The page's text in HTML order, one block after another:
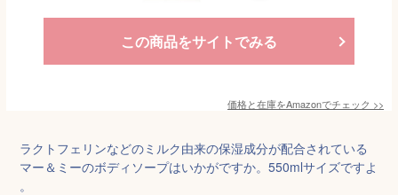
この商品をサイトでみる
価格と在庫をAmazonでチェック >>
ラクトフェリンなどのミルク由来の保湿成分が配合されている
マー＆ミーのボディソープはいかがですか。550mlサイズですよ
。